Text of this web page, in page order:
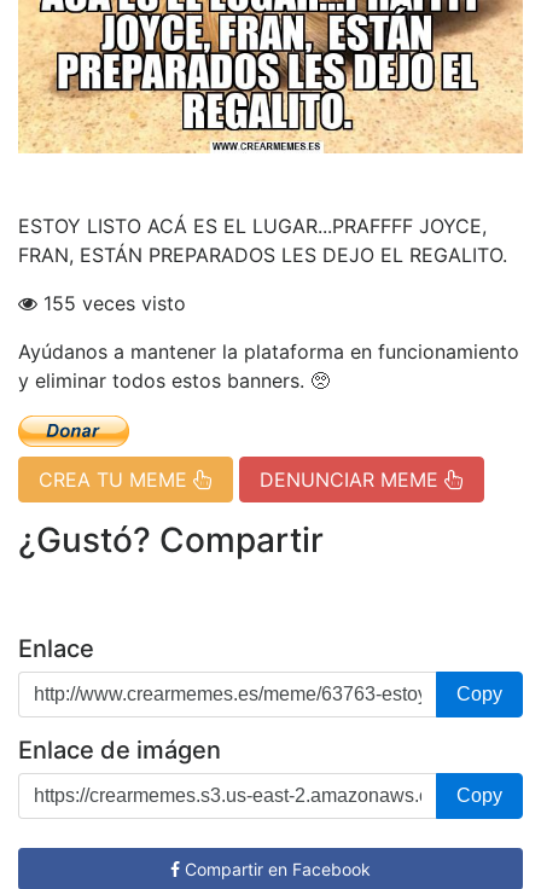
ESTOY LISTO ACÁ ES EL LUGAR...PRAFFFF JOYCE,
FRAN, ESTÁN PREPARADOS LES DEJO EL REGALITO.
155 veces visto
Ayúdanos a mantener la plataforma en funcionamiento
y eliminar todos estos banners. 🥺
CREA TU MEME DENUNCIAR MEME
¿Gustó? Compartir
Enlace
Copy
Enlace de imágen
Copy
Compartir en Facebook